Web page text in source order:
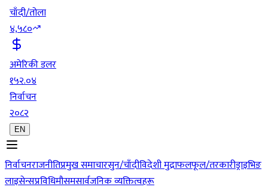
चाँदी/तोला
४,५८०
अमेरिकी डलर
१५२.०४
निर्वाचन
२०८२
EN
निर्वाचनराजनीतिप्रमुख समाचारसुन/चाँदीविदेशी मुद्राफलफूल/तरकारीड्राइभिङ
लाइसेन्सप्रविधिमौसमसार्वजनिक व्यक्तित्वहरू